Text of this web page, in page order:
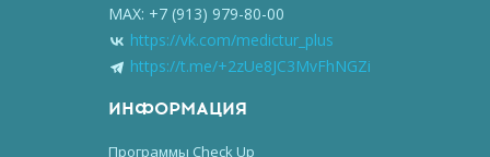
MAX: +7 (913) 979-80-00
https://vk.com/medictur_plus
https://t.me/+2zUe8JC3MvFhNGZi
ИНФОРМАЦИЯ
Программы Check Up